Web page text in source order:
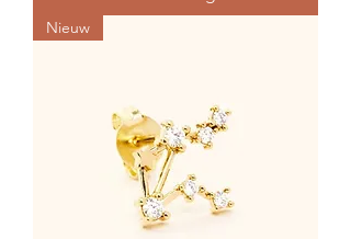
Nieuw